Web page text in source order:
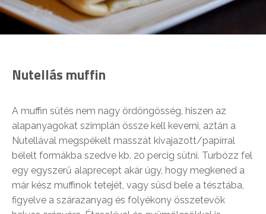
Nutellás muffin
A muffin sütés nem nagy ördöngösség, hiszen az
alapanyagokat szimplán össze kell keverni, aztán a
Nutellával megspékelt masszát kivajazott/papírral
bélelt formákba szedve kb. 20 percig sütni. Turbózz fel
egy egyszerű alaprecept akár úgy, hogy megkened a
már kész muffinok tetejét, vagy süsd bele a tésztába,
figyelve a szárazanyag és folyékony összetevők